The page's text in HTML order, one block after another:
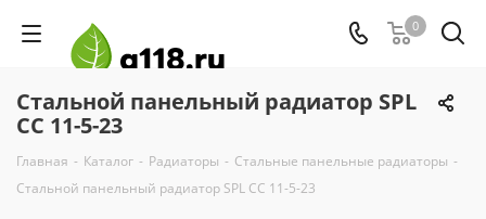
0
Стальной панельный радиатор SPL
CC 11-5-23
Главная - Каталог - Радиаторы - Стальные панельные радиаторы -
Стальной панельный радиатор SPL CC 11-5-23